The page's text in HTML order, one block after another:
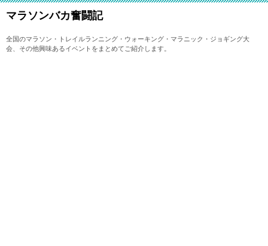
マラソンバカ奮闘記
全国のマラソン・トレイルランニング・ウォーキング・マラニック・ジョギング大
会、その他興味あるイベントをまとめてご紹介します。